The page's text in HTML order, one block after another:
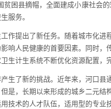
县摘帽，全面建成小康社会的
服务。
提出了新任务。随着城市化进
响人民健康的首要因素。同时
生计生系统不断优化资源配置，
了新的挑战。近年来，河口县
是，长期以来形成的城乡二元
技术的人才队伍，适用型的专